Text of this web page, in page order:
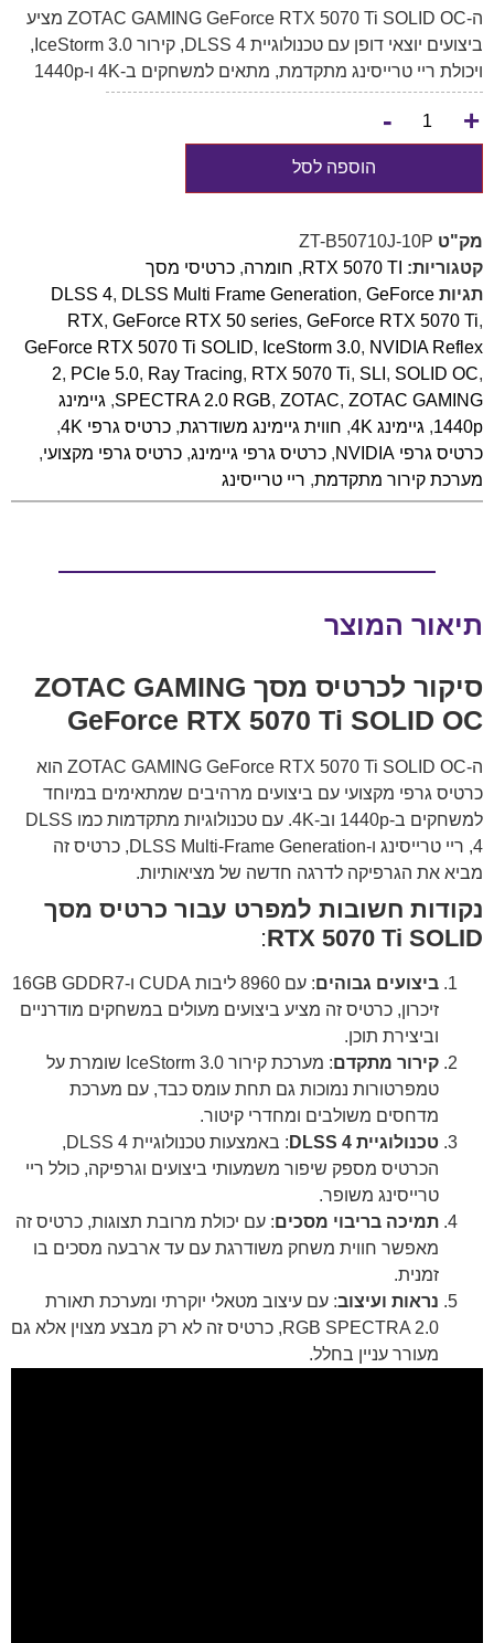
ה-ZOTAC GAMING GeForce RTX 5070 Ti SOLID OC מציע
ביצועים יוצאי דופן עם טכנולוגיית DLSS 4, קירור IceStorm 3.0,
ויכולת ריי טרייסינג מתקדמת, מתאים למשחקים ב-4K ו-1440p
+
-
הוספה לסל
מק"ט ZT-B50710J-10P
קטגוריות: RTX 5070 TI
, חומרה, כרטיסי מסך
תגיות
DLSS 4, DLSS Multi Frame Generation, GeForce
RTX, GeForce RTX 50 series, GeForce RTX 5070 Ti,
GeForce RTX 5070 Ti SOLID, IceStorm 3.0, NVIDIA Reflex
2, PCIe 5.0, Ray Tracing, RTX 5070 Ti, SLI , SOLID OC,
SPECTRA 2.0 RGB, ZOTAC, ZOTAC GAMING
, גיימינג
1440p
, גיימינג 4K , חווית גיימינג משודרגת, כרטיס גרפי 4K
,
כרטיס גרפי NVIDIA
, כרטיס גרפי גיימינג, כרטיס גרפי מקצועי,
מערכת קירור מתקדמת, ריי טרייסינג
תיאור המוצר
סיקור לכרטיס מסך ZOTAC GAMING
GeForce RTX 5070 Ti SOLID OC
ה-ZOTAC GAMING GeForce RTX 5070 Ti SOLID OC הוא
כרטיס גרפי מקצועי עם ביצועים מרהיבים שמתאימים במיוחד
למשחקים ב-1440p וב-4K. עם טכנולוגיות מתקדמות כמו DLSS
4, ריי טרייסינג ו-DLSS Multi-Frame Generation, כרטיס זה
מביא את הגרפיקה לדרגה חדשה של מציאותיות.
נקודות חשובות למפרט עבור כרטיס מסך
RTX 5070 Ti SOLID
:
ביצועים גבוהים
: עם 8960 ליבות CUDA ו-16GB GDDR7
זיכרון, כרטיס זה מציע ביצועים מעולים במשחקים מודרניים
וביצירת תוכן.
קירור מתקדם
: מערכת קירור IceStorm 3.0 שומרת על
טמפרטורות נמוכות גם תחת עומס כבד, עם מערכת
מדחסים משולבים ומחדרי קיטור.
טכנולוגיית DLSS 4
: באמצעות טכנולוגיית DLSS 4,
הכרטיס מספק שיפור משמעותי ביצועים וגרפיקה, כולל ריי
טרייסינג משופר.
תמיכה בריבוי מסכים: עם יכולת מרובת תצוגות, כרטיס זה
מאפשר חווית משחק משודרגת עם עד ארבעה מסכים בו
זמנית.
נראות ועיצוב: עם עיצוב מטאלי יוקרתי ומערכת תאורת
RGB SPECTRA 2.0, כרטיס זה לא רק מבצע מצוין אלא גם
מעורר עניין בחלל.